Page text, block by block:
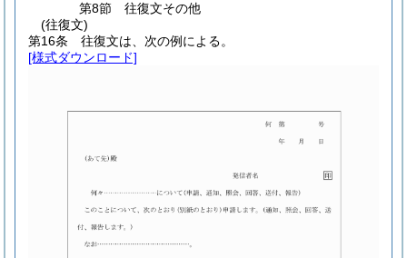
第8節
往復文その他
(往復文)
第16条
往復文は、次の例による。
[様式ダウンロード]